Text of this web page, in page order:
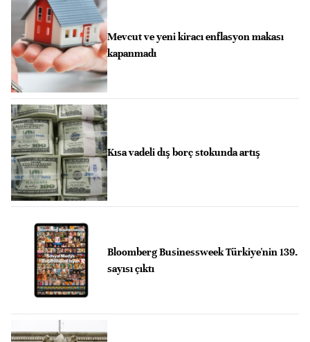
Mevcut ve yeni kiracı enflasyon makası
kapanmadı
Kısa vadeli dış borç stokunda artış
Bloomberg Businessweek Türkiye'nin 139.
sayısı çıktı